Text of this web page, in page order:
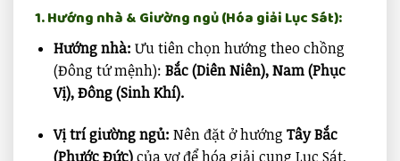
1. Hướng nhà & Giường ngủ (Hóa giải Lục Sát):
Hướng nhà: Ưu tiên chọn hướng theo chồng
(Đông tứ mệnh): Bắc (Diên Niên), Nam (Phục
Vị), Đông (Sinh Khí).
Vị trí giường ngủ: Nên đặt ở hướng Tây Bắc
(Phước Đức)của vợ để hóa giải cung Lục Sát,